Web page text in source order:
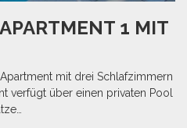
1 MIT
mit drei Schlafzimmern
verfügt über einen privaten Pool